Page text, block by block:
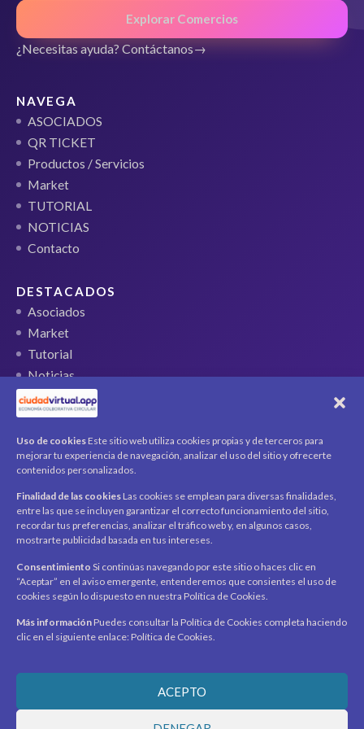
Uso de cookies Este sitio web utiliza cookies propias y de terceros para
mejorar tu experiencia de navegación, analizar el uso del sitio y ofrecerte
contenidos personalizados.
Finalidad de las cookies Las cookies se emplean para diversas finalidades,
entre las que se incluyen garantizar el correcto funcionamiento del sitio,
recordar tus preferencias, analizar el tráfico web y, en algunos casos,
mostrarte publicidad basada en tus intereses.
Consentimiento Si continúas navegando por este sitio o haces clic en
“Aceptar” en el aviso emergente, entenderemos que consientes el uso de
cookies según lo dispuesto en nuestra Política de Cookies.
Más información Puedes consultar la Política de Cookies completa haciendo
clic en el siguiente enlace: Política de Cookies.
ACEPTO
Explorar Comercios
¿Necesitas ayuda? Contáctanos
NAVEGA
ASOCIADOS
QR TICKET
Productos / Servicios
Market
TUTORIAL
NOTICIAS
Contacto
DESTACADOS
Asociados
Market
Tutorial
Noticias
QR Ticket
CUENTA
Mi cuenta
Productos / Servicios
Asociados
Acerca deContactoNoticias
SÍGUENOS
Encuéntranos en redes sociales y mantente al día con
novedades y promociones.
Recibe novedades y promociones en tu correo.